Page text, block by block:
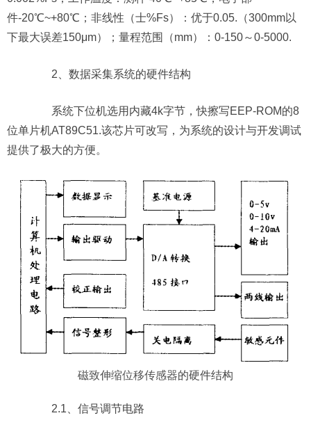
件-20℃~+80℃；非线性（士%Fs）：优于0.05.（300mm以
下最大误差150μm）；量程范围（mm）：0-150～0-5000.
2、数据采集系统的硬件结构
系统下位机选用内藏4k字节，快擦写EEP-ROM的8
位单片机AT89C51.该芯片可改写，为系统的设计与开发调试
提供了极大的方便。
磁致伸缩位移传感器的硬件结构
2.1、信号调节电路